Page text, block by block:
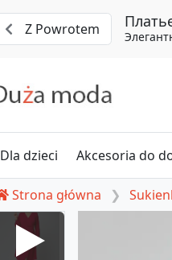
Z Powrotem
Dla dzieci Akcesoria do
Strona główna